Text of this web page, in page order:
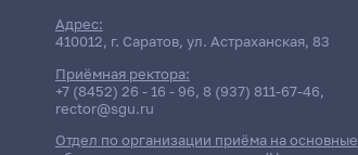
Адрес:
410012, г. Саратов, ул. Астраханская, 83
Приёмная ректора:
+7 (8452) 26 - 16 - 96, 8 (937) 811-67-46,
rector@sgu.ru
Отдел по организации приёма на основные